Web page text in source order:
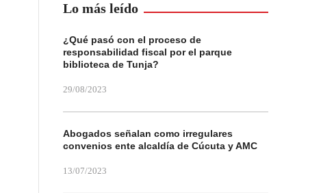
Lo más leído
¿Qué pasó con el proceso de
responsabilidad fiscal por el parque
biblioteca de Tunja?
29/08/2023
Abogados señalan como irregulares
convenios ente alcaldía de Cúcuta y AMC
13/07/2023